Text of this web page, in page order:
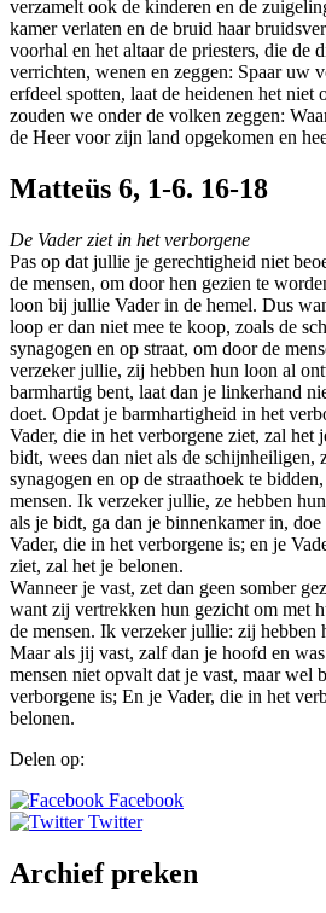
verzamelt ook de kinderen en de
kamer verlaten en de bruid haar
voorhal en het altaar de priesters, die de
verrichten, wenen en zeggen: Spaar uw
erfdeel spotten, laat de heidenen het niet
zouden we onder de volken zeggen:
de Heer voor zijn land opgekomen en
Matteüs 6, 1-6. 16-18
De Vader ziet in het verborgene
Pas op dat jullie je gerechtigheid niet
de mensen, om door hen gezien te
loon bij jullie Vader in de hemel. Dus
loop er dan niet mee te koop, zoals de
synagogen en op straat, om door de
verzeker jullie, zij hebben hun loon al
barmhartig bent, laat dan je linkerhand
doet. Opdat je barmhartigheid in het
Vader, die in het verborgene ziet, zal het
bidt, wees dan niet als de schijnheiligen,
synagogen en op de straathoek te
mensen. Ik verzeker jullie, ze hebben
als je bidt, ga dan je binnenkamer in,
Vader, die in het verborgene is; en je
ziet, zal het je belonen.
Wanneer je vast, zet dan geen somber
want zij vertrekken hun gezicht om met
de mensen. Ik verzeker jullie: zij hebben
Maar als jij vast, zalf dan je hoofd en
mensen niet opvalt dat je vast, maar wel
verborgene is; En je Vader, die in het
belonen.
Delen op:
Facebook
Twitter
Archief preken